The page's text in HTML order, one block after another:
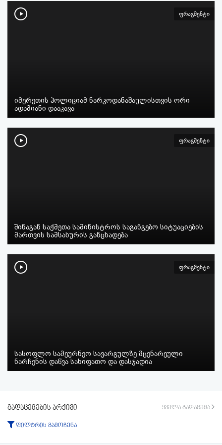
ფრაგმენტი
იმერეთის პოლიციამ ნარკოდანაშაულისთვის ორი
ადამიანი დააკავა
ფრაგმენტი
შინაგან საქმეთა სამინისტროს საგანგებო სიტუაციების
მართვის სამსახურის განცხადება
ფრაგმენტი
სასოფლო სამეურნეო სავარგულზე მცენარეული
ნარჩენის დაწვა სახიფათო და დასჯადია
გადაცემების არქივი ყველა გადაცემა
ფილტრის გამოჩენა